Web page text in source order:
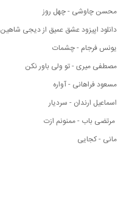
محسن چاوشی - چهل روز
دانلود اپیزود عشق عمیق از دیجی شاهین
یونس فرجام - چشمات
مصطفی میری - تو ولی باور نکن
مسعود فراهانی - آواره
اسماعیل ارندان - سردیار
مرتضی باب - ممنونم ازت
مانی - کجایی